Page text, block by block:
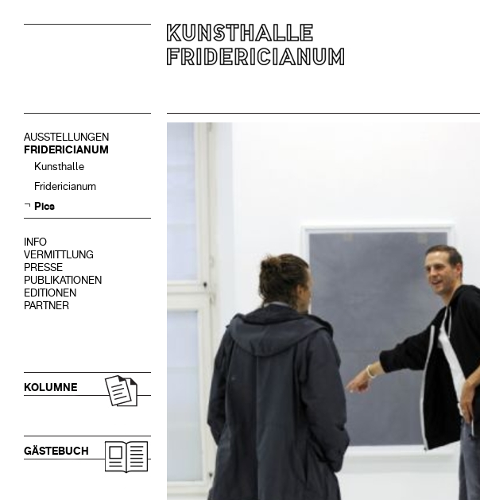
AUSSTELLUNGEN
FRIDERICIANUM
Kunsthalle
Fridericianum
Pics
INFO
VERMITTLUNG
PRESSE
PUBLIKATIONEN
EDITIONEN
PARTNER
KOLUMNE
GÄSTEBUCH